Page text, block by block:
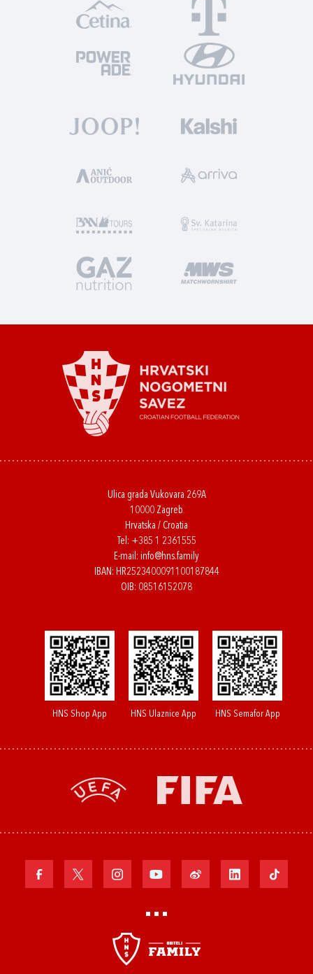
Ulica grada Vukovara 269A
10000 Zagreb
Hrvatska / Croatia
Tel: +385 1 2361555
E-mail: info@hns.family
IBAN: HR2523400091100187844
OIB: 08516152078
HNS Shop App HNS Ulaznice App HNS Semafor App